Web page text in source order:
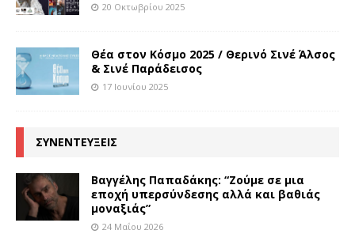
20 Οκτωβρίου 2025
Θέα στον Κόσμο 2025 / Θερινό Σινέ Άλσος
& Σινέ Παράδεισος
17 Ιουνίου 2025
ΣΥΝΕΝΤΕΥΞΕΙΣ
Βαγγέλης Παπαδάκης: “Ζούμε σε μια
εποχή υπερσύνδεσης αλλά και βαθιάς
μοναξιάς”
24 Μαΐου 2026